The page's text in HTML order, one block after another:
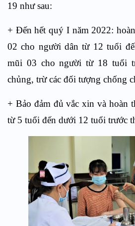
19 như sau:
+ Đến hết quý I năm 2022:
02 cho người dân từ 12 tuổi
mũi 03 cho người từ 18 tuổi
chủng, trừ các đối tượng chống
+ Bảo đảm đủ vắc xin và hoàn
từ 5 tuổi đến dưới 12 tuổi trước